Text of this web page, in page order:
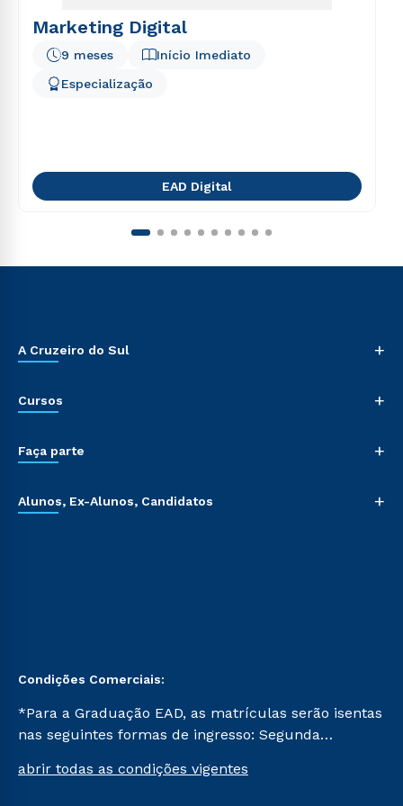
Marketing Digital
Início Imediato
9 meses
Especialização
EAD Digital
A Cruzeiro do Sul +
Cursos +
Faça parte +
Alunos, Ex-Alunos, Candidatos +
Condições Comerciais:
*Para a Graduação EAD, as matrículas serão isentas
nas seguintes formas de ingresso: Segunda
Já para as demais, a taxa de matrícula será de R$
abrir todas as condições vigentes